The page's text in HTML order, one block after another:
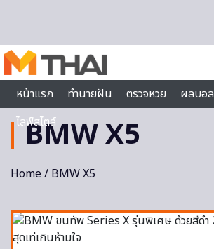
หน้าแรก
ทำนายฝัน ตรวจหวย ผลบอล
ไลฟ์สไตล์
BMW X5
Home/ BMW X5